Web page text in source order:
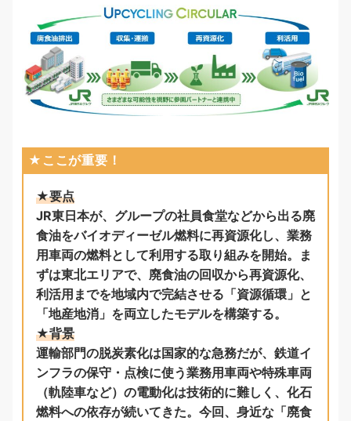
★ここが重要！
★要点
JR東日本が、グループの社員食堂などから出る廃
食油をバイオディーゼル燃料に再資源化し、業務
用車両の燃料として利用する取り組みを開始。ま
ずは東北エリアで、廃食油の回収から再資源化、
利活用までを地域内で完結させる「資源循環」と
「地産地消」を両立したモデルを構築する。
★背景
運輸部門の脱炭素化は国家的な急務だが、鉄道イ
ンフラの保守・点検に使う業務用車両や特殊車両
（軌陸車など）の電動化は技術的に難しく、化石
燃料への依存が続いてきた。今回、身近な「廃食